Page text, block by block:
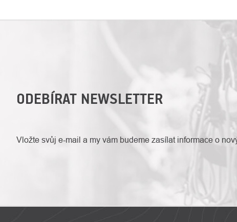
ODEBÍRAT NEWSLETTER
Vložte svůj e-mail a my vám budeme zasílat informace o